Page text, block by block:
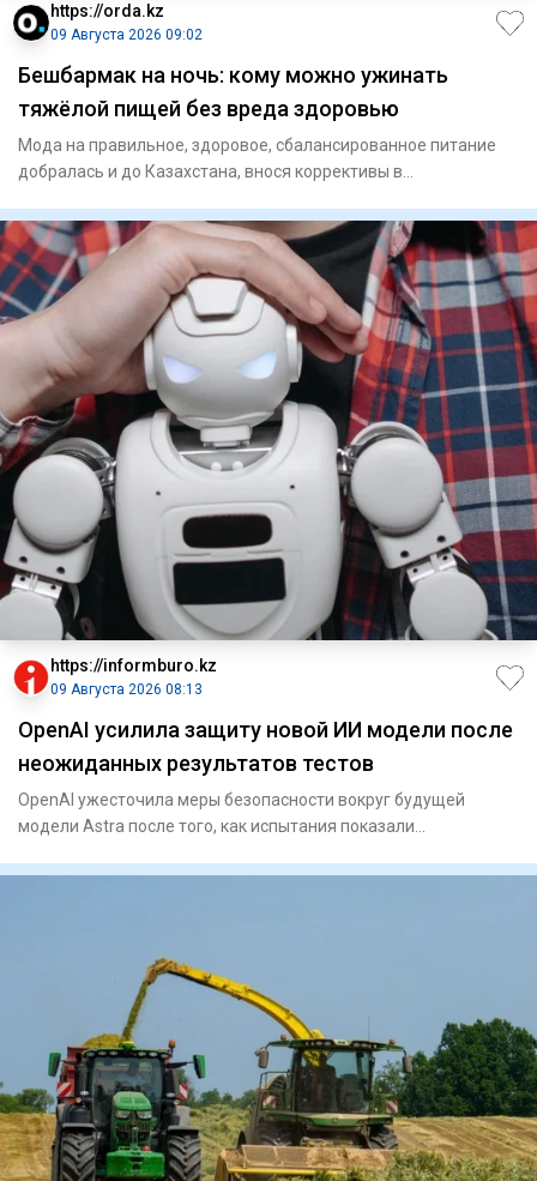
https://orda.kz
09 Августа 2026 09:02
Бешбармак на ночь: кому можно ужинать
тяжёлой пищей без вреда здоровью
Мода на правильное, здоровое, сбалансированное питание
добралась и до Казахстана, внося коррективы в
https://informburo.kz
09 Августа 2026 08:13
OpenAI усилила защиту новой ИИ модели после
неожиданных результатов тестов
OpenAI ужесточила меры безопасности вокруг будущей
модели Astra после того, как испытания показали